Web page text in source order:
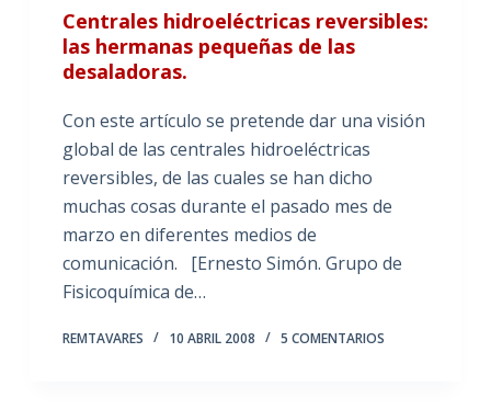
Centrales hidroeléctricas reversibles:
las hermanas pequeñas de las
desaladoras.
Con este artículo se pretende dar una visión
global de las centrales hidroeléctricas
reversibles, de las cuales se han dicho
muchas cosas durante el pasado mes de
marzo en diferentes medios de
comunicación. [Ernesto Simón. Grupo de
Fisicoquímica de…
REMTAVARES 10 ABRIL 2008 5 COMENTARIOS